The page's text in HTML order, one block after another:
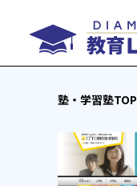
塾・学習塾TOP